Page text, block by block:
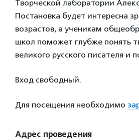
Творческой лаборатории
Постановка будет интересна
возрастов, а ученикам
школ поможет глубже понять
великого русского писателя и
Вход свободный.
Для посещения необходимо
Адрес проведения